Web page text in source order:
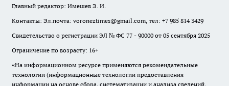
Главный редактор: Имешев Э. И.
Контакты: Эл.почта: voroneztimes@gmail.com, тел: +7 985 814 3429
Свидетельство о регистрации ЭЛ № ФС 77 - 90000 от 05 сентября 2025
Ограничение по возрасту: 16+
«На информационном ресурсе применяются рекомендательные
технологии (информационные технологии предоставления
информации на основе сбора, систематизации и анализа сведений,